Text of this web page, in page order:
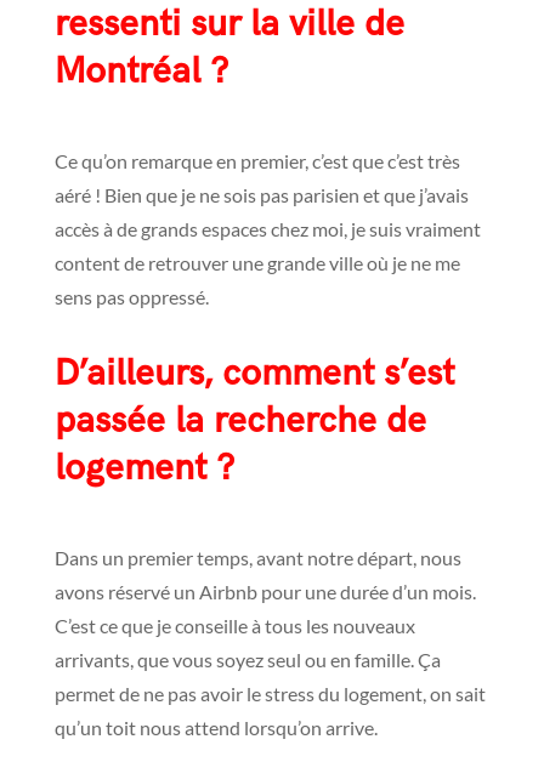
ressenti sur la ville de
Montréal ?
Ce qu’on remarque en premier, c’est que c’est très
aéré ! Bien que je ne sois pas parisien et que j’avais
accès à de grands espaces chez moi, je suis vraiment
content de retrouver une grande ville où je ne me
sens pas oppressé.
D’ailleurs, comment s’est
passée la recherche de
logement ?
Dans un premier temps, avant notre départ, nous
avons réservé un Airbnb pour une durée d’un mois.
C’est ce que je conseille à tous les nouveaux
arrivants, que vous soyez seul ou en famille. Ça
permet de ne pas avoir le stress du logement, on sait
qu’un toit nous attend lorsqu’on arrive.